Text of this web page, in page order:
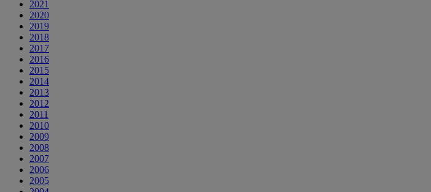
2021
2020
2019
2018
2017
2016
2015
2014
2013
2012
2011
2010
2009
2008
2007
2006
2005